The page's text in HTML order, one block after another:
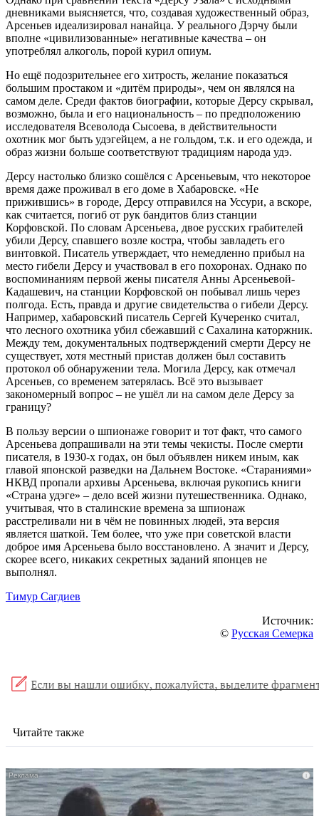
дневниками выясняется, что, создавая художественный образ,
Арсеньев идеализировал нанайца. У реального Дэрчу были
вполне «цивилизованные» негативные качества – он
употреблял алкоголь, порой курил опиум.
Но ещё подозрительнее его хитрость, желание показаться
большим простаком и «дитём природы», чем он являлся на
самом деле. Среди фактов биографии, которые Дерсу скрывал,
возможно, была и его национальность – по предположению
исследователя Всеволода Сысоева, в действительности
охотник мог быть удэгейцем, а не гольдом, т.к. и его одежда, и
образ жизни больше соответствуют традициям народа удэ.
Дерсу настолько близко сошёлся с Арсеньевым, что некоторое
время даже проживал в его доме в Хабаровске. «Не
прижившись» в городе, Дерсу отправился на Уссури, а вскоре,
как считается, погиб от рук бандитов близ станции
Корфовской. По словам Арсеньева, двое русских грабителей
убили Дерсу, спавшего возле костра, чтобы завладеть его
винтовкой. Писатель утверждает, что немедленно прибыл на
место гибели Дерсу и участвовал в его похоронах. Однако по
воспоминаниям первой жены писателя Анны Арсеньевой-
Кадашевич, на станции Корфовской он побывал лишь через
полгода. Есть, правда и другие свидетельства о гибели Дерсу.
Например, хабаровский писатель Сергей Кучеренко считал,
что лесного охотника убил сбежавший с Сахалина каторжник.
Между тем, документальных подтверждений смерти Дерсу не
существует, хотя местный пристав должен был составить
протокол об обнаружении тела. Могила Дерсу, как отмечал
Арсеньев, со временем затерялась. Всё это вызывает
закономерный вопрос – не ушёл ли на самом деле Дерсу за
границу?
В пользу версии о шпионаже говорит и тот факт, что самого
Арсеньева допрашивали на эти темы чекисты. После смерти
писателя, в 1930-х годах, он был объявлен никем иным, как
главой японской разведки на Дальнем Востоке. «Стараниями»
НКВД пропали архивы Арсеньева, включая рукопись книги
«Страна удэге» – дело всей жизни путешественника. Однако,
учитывая, что в сталинские времена за шпионаж
расстреливали ни в чём не повинных людей, эта версия
является шаткой. Тем более, что уже при советской власти
доброе имя Арсеньева было восстановлено. А значит и Дерсу,
скорее всего, никаких секретных заданий японцев не
выполнял.
Тимур Сагдиев
Источник:
© Русская Семерка
Читайте также
i